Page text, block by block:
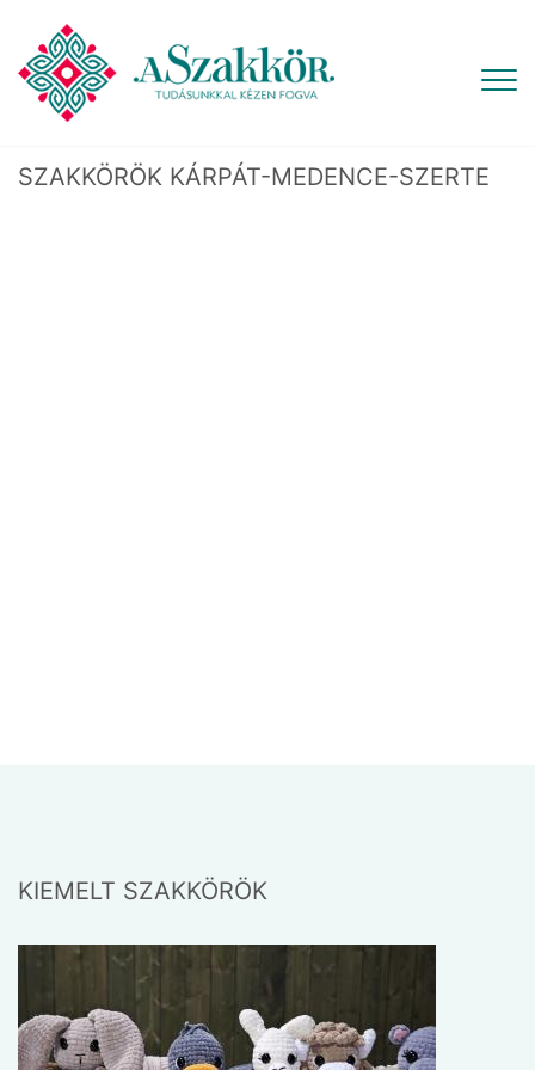
SZAKKÖRÖK KÁRPÁT-MEDENCE-SZERTE
KIEMELT SZAKKÖRÖK
ügyességét, és a készítők kitartó türelmét.” Mátray